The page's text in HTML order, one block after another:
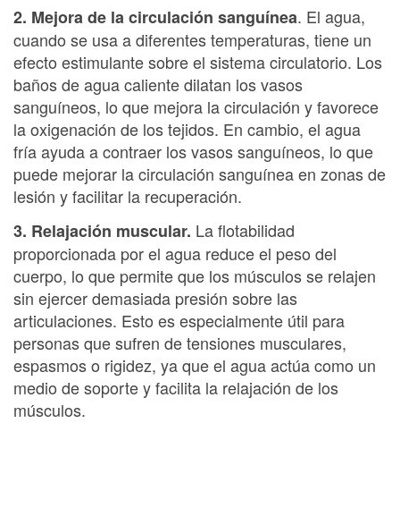
2. Mejora de la circulación sanguínea. El agua,
cuando se usa a diferentes temperaturas, tiene un
efecto estimulante sobre el sistema circulatorio. Los
baños de agua caliente dilatan los vasos
sanguíneos, lo que mejora la circulación y favorece
la oxigenación de los tejidos. En cambio, el agua
fría ayuda a contraer los vasos sanguíneos, lo que
puede mejorar la circulación sanguínea en zonas de
lesión y facilitar la recuperación.
3. Relajación muscular. La flotabilidad
proporcionada por el agua reduce el peso del
cuerpo, lo que permite que los músculos se relajen
sin ejercer demasiada presión sobre las
articulaciones. Esto es especialmente útil para
personas que sufren de tensiones musculares,
espasmos o rigidez, ya que el agua actúa como un
medio de soporte y facilita la relajación de los
músculos.